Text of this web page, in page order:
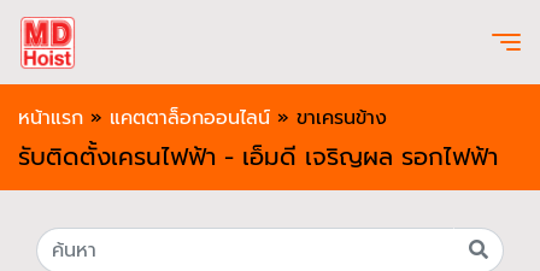
หน้าแรก » แคตตาล็อกออนไลน์ » ขาเครนข้าง
รับติดตั้งเครนไฟฟ้า - เอ็มดี เจริญผล รอกไฟฟ้า